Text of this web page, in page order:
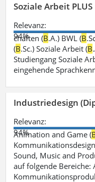
Soziale Arbeit
Relevanz:
94%
chaften (B.A.) BWL (B
(B.Sc.) Soziale Arbeit (B
Studiengang Soziale
eingehende
Industriedesign
Relevanz:
94%
Animation and Game (
Sound, Music and
auf folgende Bereiche: